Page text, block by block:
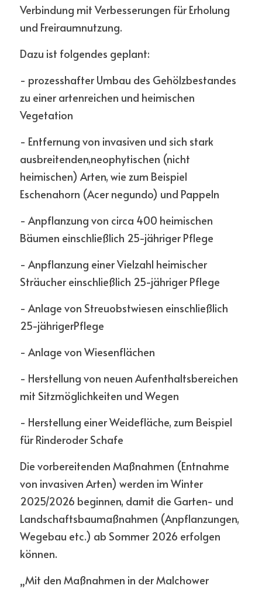
Verbindung mit Verbesserungen für Erholung
und Freiraumnutzung.
Dazu ist folgendes geplant:
- prozesshafter Umbau des Gehölzbestandes
zu einer artenreichen und heimischen
Vegetation
- Entfernung von invasiven und sich stark
ausbreitenden,neophytischen (nicht
heimischen) Arten, wie zum Beispiel
Eschenahorn (Acer negundo) und Pappeln
- Anpflanzung von circa 400 heimischen
Bäumen einschließlich 25-jähriger Pflege
- Anpflanzung einer Vielzahl heimischer
Sträucher einschließlich 25-jähriger Pflege
- Anlage von Streuobstwiesen einschließlich
25-jährigerPflege
- Anlage von Wiesenflächen
- Herstellung von neuen Aufenthaltsbereichen
mit Sitzmöglichkeiten und Wegen
- Herstellung einer Weidefläche, zum Beispiel
für Rinderoder Schafe
Die vorbereitenden Maßnahmen (Entnahme
von invasiven Arten) werden im Winter
2025/2026 beginnen, damit die Garten- und
Landschaftsbaumaßnahmen (Anpflanzungen,
Wegebau etc.) ab Sommer 2026 erfolgen
können.
„Mit den Maßnahmen in der Malchower